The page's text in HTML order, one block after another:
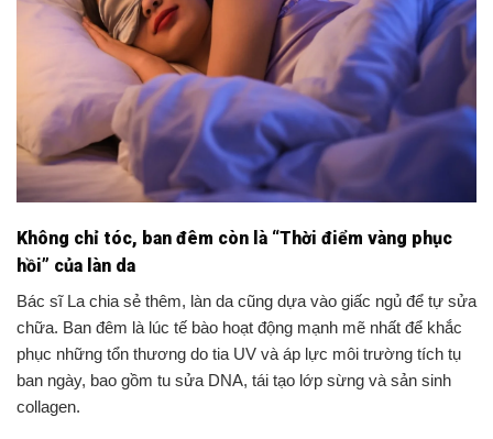
Không chỉ tóc, ban đêm còn là “Thời điểm vàng phục
hồi” của làn da
Bác sĩ La chia sẻ thêm, làn da cũng dựa vào giấc ngủ để tự sửa
chữa. Ban đêm là lúc tế bào hoạt động mạnh mẽ nhất để khắc
phục những tổn thương do tia UV và áp lực môi trường tích tụ
ban ngày, bao gồm tu sửa DNA, tái tạo lớp sừng và sản sinh
collagen.